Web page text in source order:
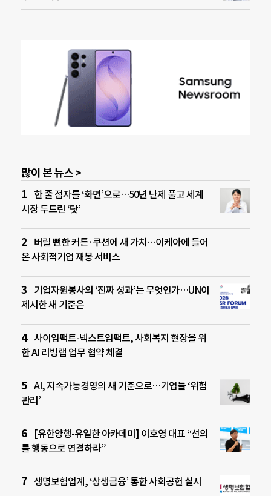
많이 본 뉴스 >
한 줄 점자를 ‘화면’으로…50년 난제 풀고 세계
시장 두드린 ‘닷’
버릴 뻔한 커튼·쿠션에 새 가치…이케아에 들어
온 사회적기업 재봉 서비스
기업자원봉사의 ‘진짜 성과’는 무엇인가…UN이
제시한 새 기준은
사이임팩트-넥스트임팩트, 사회복지 현장을 위
한 AI 리빙랩 업무 협약 체결
AI, 지속가능경영의 새 기준으로…기업들 ‘위험
관리’
[유한양행-유일한 아카데미] 이호영 대표 “선의
를 행동으로 연결하라”
생명보험업계, ‘상생금융’ 통한 사회공헌 실시